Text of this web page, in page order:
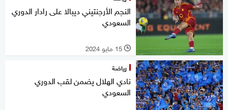
النجم الأرجنتيني ديبالا على رادار الدوري
السعودي
l 15 مايو 2024
رياضة
نادي الهلال يضمن لقب الدوري
السعودي